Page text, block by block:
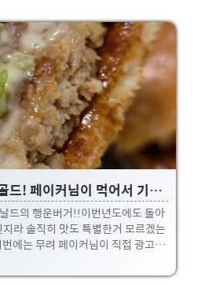
침에 꽤 고생을 했네요. 화장실에서
습니다 ㅋㅋ분명먹을때는 어라, 먹
데... 하루 지나서 신호가 오다니 ㅎ
맵습니다. 일단 뭐 깔끔하게 클리어!
퍼 살사 더블의 경우, 해시 브라운이
껴지기도 했구요! 노브랜드버거..
맥도날드 행운버거 골드! 페이커님이 먹어서 기부하라니까 해야지 뭐!
드의 행운버거!!이번년도에도 돌아
라 솔직히 맛도 특별한거 모르겠는
에는 무려 페이커님이 직접 광고를
습니다. 먹을때마다 100원씩 기부
도전! 일단 맛은... 뭐 저가형 떡갈